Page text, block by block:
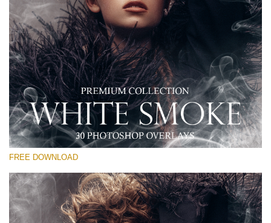
โปรดเลือก
Free PNG Overlay #27
Small 800*533px
White Smoke
(30 Overlays)
Bokeh Complete Collection (650 Overlays)
Large 6000*4000px
FREE DOWNLOAD